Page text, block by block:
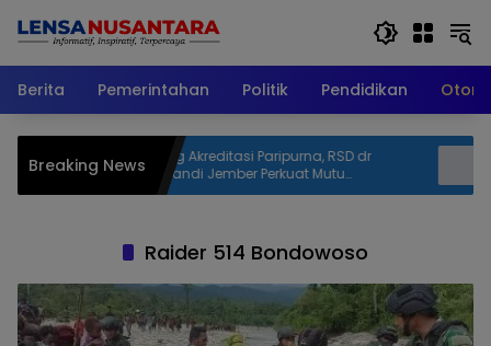
Berita
Pemerintahan Politik Pendidikan
Breaking News
Paripurna, RSD dr
Perkuat Mutu
Ditingkatkan
Bayi Perempuan Ditipkan
Kalipucang, Ibunya Tidak
Polisi Telusuri Keberadaan
Raider 514 Bondowoso